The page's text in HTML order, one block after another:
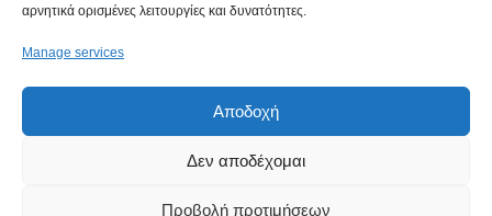
αρνητικά ορισμένες λειτουργίες και δυνατότητες.
Manage services
Αποδοχή
Δεν αποδέχομαι
Προβολή προτιμήσεων